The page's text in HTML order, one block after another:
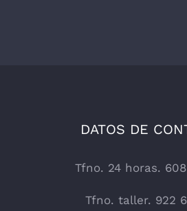
DATOS DE
Tfno. 24 horas.
Tfno. taller. 922